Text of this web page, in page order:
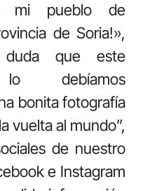
mi pueblo de
de Soria!»,
que este
lo debíamos
bonita fotografía
vuelta al mundo”,
de nuestro
e Instagram